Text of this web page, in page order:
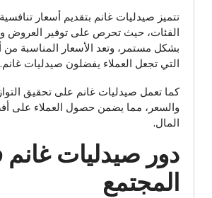
تتميز صيدليات غانم بتقديم أسعار
الفئات، حيث تحرص على توفير العروض
بشكل مستمر، وتعد الأسعار المناسبة من
التي تجعل العملاء يفضلون صيدليات غانم.
كما تعمل صيدليات غانم على تحقيق
والسعر، مما يضمن حصول العملاء على
المال.
دور صيدليات
المجتمع